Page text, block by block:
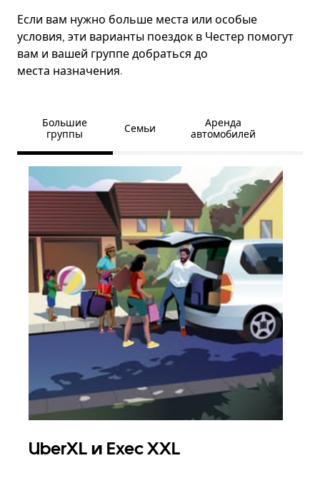
Если вам нужно больше места или особые
условия, эти варианты поездок в Честер помогут
вам и вашей группе добраться до
места назначения.
Большие
группы
Семьи
Аренда
автомобилей
UberXL и Exec XXL